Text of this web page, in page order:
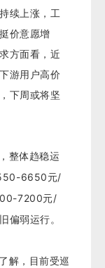
续上涨，工
价意愿增
方面看，近
游用户高价
下周或将坚
整体趋稳运
6650元/
7200元/
偏弱运行。
解，目前受巡